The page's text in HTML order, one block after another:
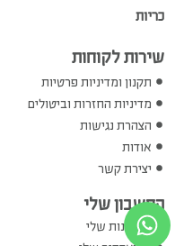
כריות
שירות לקוחות
תקנון ומדיניות פרטיות
מדיניות החזרות וביטולים
הצהרת נגישות
אודות
יצירת קשר
החשבון שלי
ההזמנות שלי